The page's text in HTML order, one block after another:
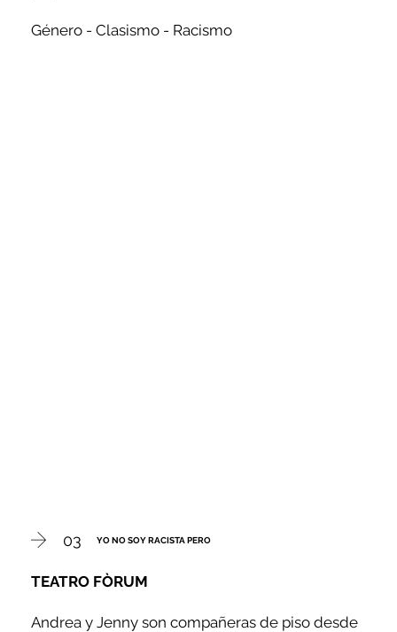
03 YO NO SOY RACISTA PERO
TEATRO FÒRUM
Andrea y Jenny son compañeras de piso desde
Género - Clasismo - Racismo